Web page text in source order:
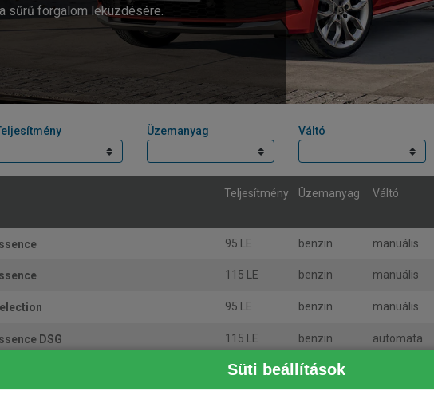
Süti beállítások
sűrű forgalom leküzdésére.
Üzemanyag Váltó
Teljesítmény Üzemanyag Váltó
95 LE benzin manuális
115 LE benzin manuális
95 LE benzin manuális
DSG 115 LE benzin automata
95 LE benzin